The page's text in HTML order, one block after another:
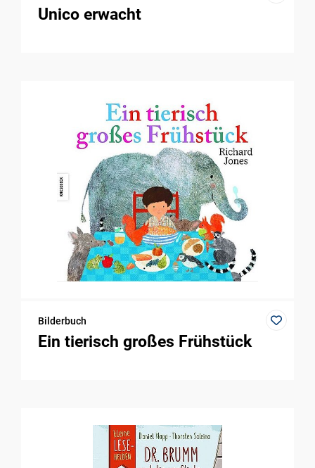
Unico erwacht
Bilderbuch
Ein tierisch großes Frühstück